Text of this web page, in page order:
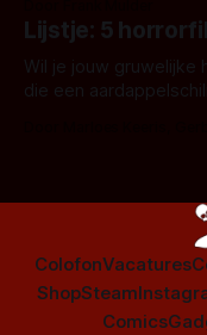
Amsterdamned of
is niet beperkt tot
Lijstje: 5
Wil je jouw gruwelijke
die een
ColofonVacatures
ShopSteam
Comics